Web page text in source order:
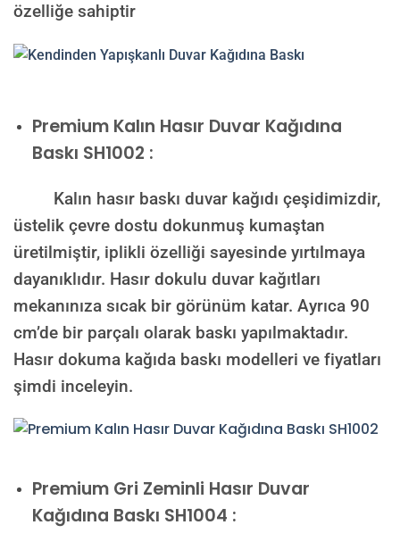
özelliğe sahiptir
Premium Kalın Hasır Duvar Kağıdına
Baskı SH1002 :
Kalın hasır baskı duvar kağıdı çeşidimizdir,
üstelik çevre dostu dokunmuş kumaştan
üretilmiştir, iplikli özelliği sayesinde yırtılmaya
dayanıklıdır. Hasır dokulu duvar kağıtları
mekanınıza sıcak bir görünüm katar. Ayrıca 90
cm’de bir parçalı olarak baskı yapılmaktadır.
Hasır dokuma kağıda baskı modelleri ve fiyatları
şimdi inceleyin.
Premium Gri Zeminli Hasır Duvar
Kağıdına Baskı SH1004 :